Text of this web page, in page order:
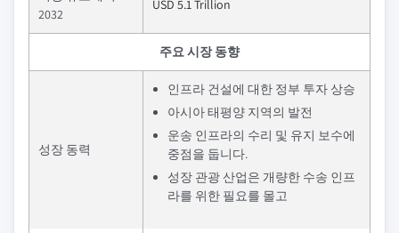
2032
USD 5.1 Trillion
주요 시장 동향
성장 동력
인프라 건설에 대한 정부 투자 상승
아시아 태평양 지역의 발전
운송 인프라의 수리 및 유지 보수에
중점을 둡니다.
성장 관광 산업은 개량한 수송 인프
라를 위한 필요를 몰고